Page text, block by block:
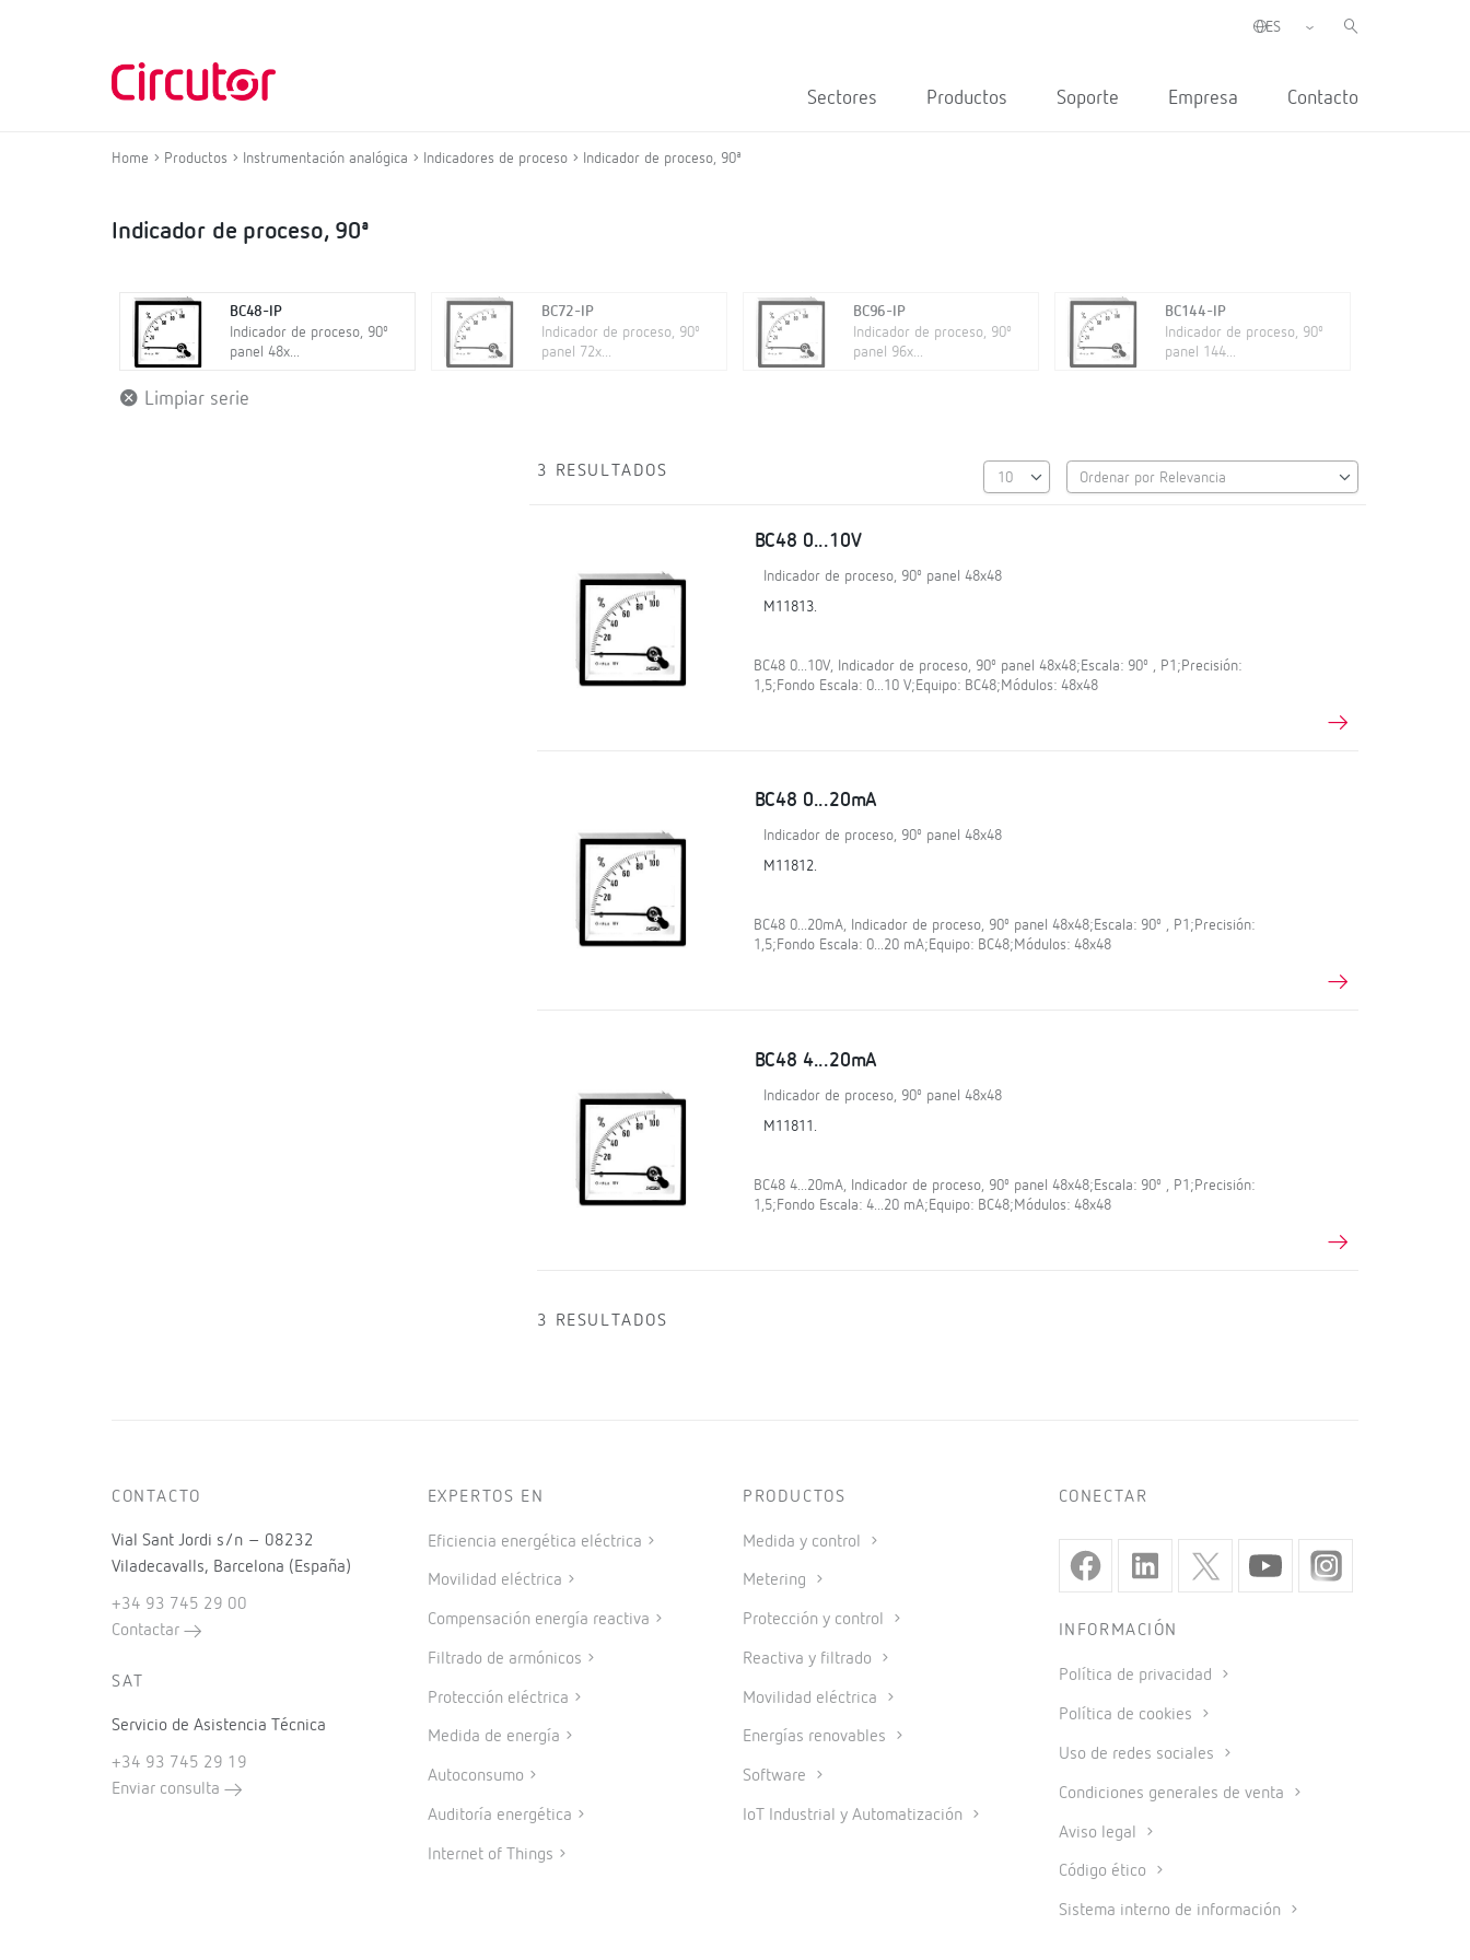
Sectores Productos Soporte Empresa Contacto
Home Productos Instrumentación analógica Indicadores de proceso Indicador de proceso, 90ª
Indicador de proceso, 90ª
BC48-IP
Indicador de proceso, 90º
panel 48x...
BC72-IP
Indicador de proceso, 90º
panel 72x...
BC96-IP
Indicador de proceso, 90º
panel 96x...
BC144-IP
Indicador de proceso, 90º
panel 144...
Limpiar serie
3 RESULTADOS
BC48 0...10V
Indicador de proceso, 90º panel 48x48
M11813.
BC48 0...10V, Indicador de proceso, 90º panel 48x48;Escala: 90º , P1;Precisión:
1,5;Fondo Escala: 0...10 V;Equipo: BC48;Módulos: 48x48
BC48 0...20mA
Indicador de proceso, 90º panel 48x48
M11812.
BC48 0...20mA, Indicador de proceso, 90º panel 48x48;Escala: 90º , P1;Precisión:
1,5;Fondo Escala: 0...20 mA;Equipo: BC48;Módulos: 48x48
BC48 4...20mA
Indicador de proceso, 90º panel 48x48
M11811.
BC48 4...20mA, Indicador de proceso, 90º panel 48x48;Escala: 90º , P1;Precisión:
1,5;Fondo Escala: 4...20 mA;Equipo: BC48;Módulos: 48x48
3 RESULTADOS
CONTACTO
Vial Sant Jordi s/n – 08232
Viladecavalls, Barcelona (España)
+34 93 745 29 00
Contactar
SAT
Servicio de Asistencia Técnica
+34 93 745 29 19
Enviar consulta
EXPERTOS EN
Eficiencia energética eléctrica
Movilidad eléctrica
Compensación energía reactiva
Filtrado de armónicos
Protección eléctrica
Medida de energía
Autoconsumo
Auditoría energética
Internet of Things
PRODUCTOS
Medida y control
Metering
Protección y control
Reactiva y filtrado
Movilidad eléctrica
Energías renovables
Software
IoT Industrial y Automatización
CONECTAR
INFORMACIÓN
Política de privacidad
Política de cookies
Uso de redes sociales
Condiciones generales de venta
Aviso legal
Código ético
Sistema interno de información